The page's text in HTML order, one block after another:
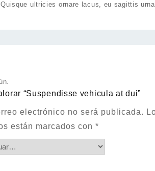
ultricies ornare lacus, eu sagittis
“Suspendisse vehicula at dui”
electrónico no será publicada.
están marcados con*